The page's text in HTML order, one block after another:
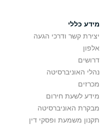
מידע כללי
יצירת קשר ודרכי הגעה
אלפון
דרושים
נהלי האוניברסיטה
מכרזים
מידע לשעת חירום
מבקרת האוניברסיטה
תקנון משמעת ופסקי דין